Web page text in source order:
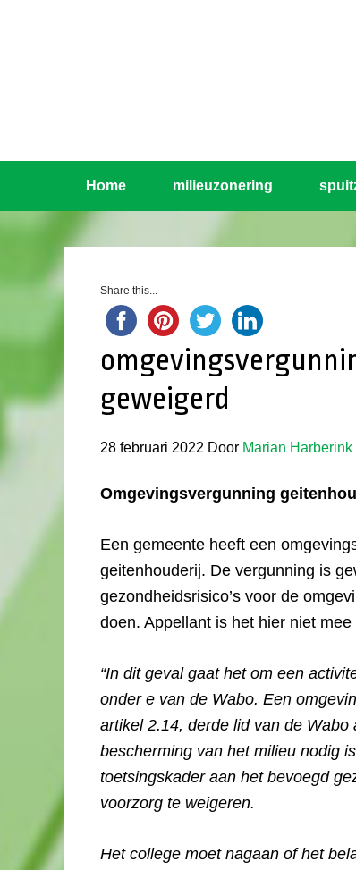
Home milieuzonering
Share this...
geweigerd
28 februari 2022 Door Marian Harberink
Omgevingsvergunning
Een gemeente heeft een
geitenhouderij. De vergunning is
gezondheidsrisico’s voor de
doen. Appellant is het hier niet
“In dit geval gaat het om een
onder e van de Wabo. Een
artikel 2.14, derde lid van de
bescherming van het milieu nodig
toetsingskader aan het bevoegd
voorzorg te weigeren.
Het college moet nagaan of het